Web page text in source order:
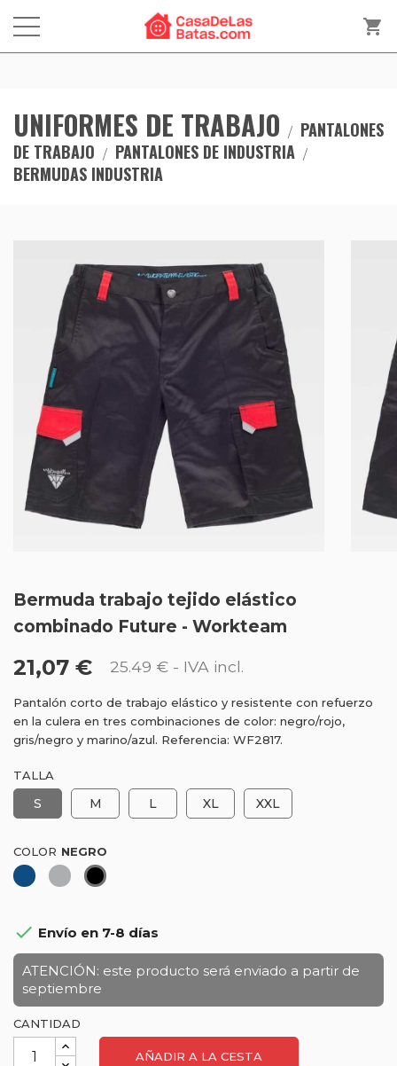
shopping_cart
UNIFORMES DE TRABAJO
PANTALONES
DE TRABAJO
PANTALONES DE INDUSTRIA
BERMUDAS INDUSTRIA
Bermuda trabajo tejido elástico
combinado Future - Workteam
21,07 € 25.49 € - IVA incl.
Pantalón corto de trabajo elástico y resistente con refuerzo
en la culera en tres combinaciones de color: negro/rojo,
gris/negro y marino/azul. Referencia: WF2817.
TALLA
S M L XL XXL
COLOR
Azul
Gris Negro
 Envío en 7-8 días
ATENCIÓN: este producto será enviado a partir de
septiembre
CANTIDAD
AÑADIR A LA CESTA